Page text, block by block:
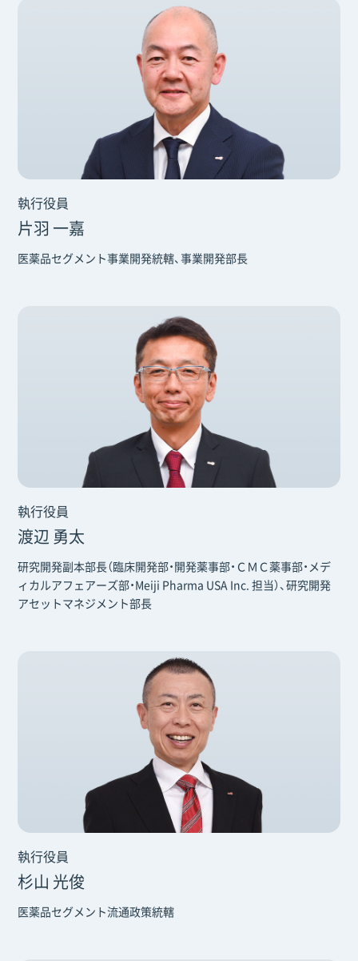
執行役員
片羽 一嘉
医薬品セグメント事業開発統轄、事業開発部長
執行役員
渡辺 勇太
研究開発副本部長（臨床開発部・開発薬事部・ＣＭＣ薬事部・メデ
ィカルアフェアーズ部・Meiji Pharma USA Inc. 担当）、研究開発
アセットマネジメント部長
執行役員
杉山 光俊
医薬品セグメント流通政策統轄